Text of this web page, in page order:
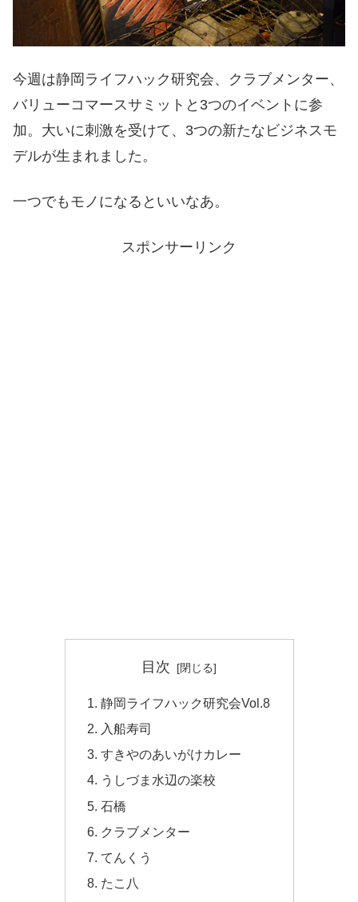
今週は静岡ライフハック研究会、クラブメンター、
バリューコマースサミットと3つのイベントに参
加。大いに刺激を受けて、3つの新たなビジネスモ
デルが生まれました。
一つでもモノになるといいなあ。
スポンサーリンク
目次
静岡ライフハック研究会Vol.8
入船寿司
すきやのあいがけカレー
うしづま水辺の楽校
石橋
クラブメンター
てんくう
たこ八